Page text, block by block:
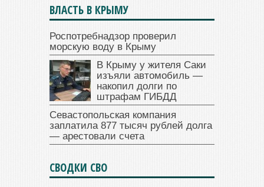
ВЛАСТЬ В КРЫМУ
Роспотребнадзор проверил
морскую воду в Крыму
В Крыму у жителя Саки
изъяли автомобиль —
накопил долги по
штрафам ГИБДД
Севастопольская компания
заплатила 877 тысяч рублей долга
— арестовали счета
СВОДКИ СВО